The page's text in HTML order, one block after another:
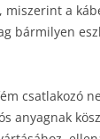
a
bármilyen
csatlakozó
anyagnak